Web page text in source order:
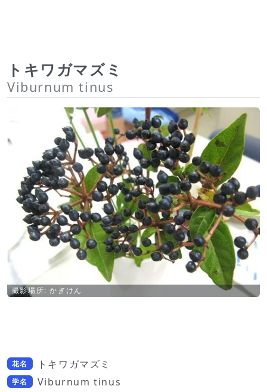
トキワガマズミ
Viburnum tinus
撮影場所: かぎけん
花名 トキワガマズミ
学名 Viburnum tinus